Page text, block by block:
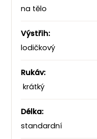
na tělo
Výstřih:
lodičkový
Rukáv:
krátký
Délka:
standardní